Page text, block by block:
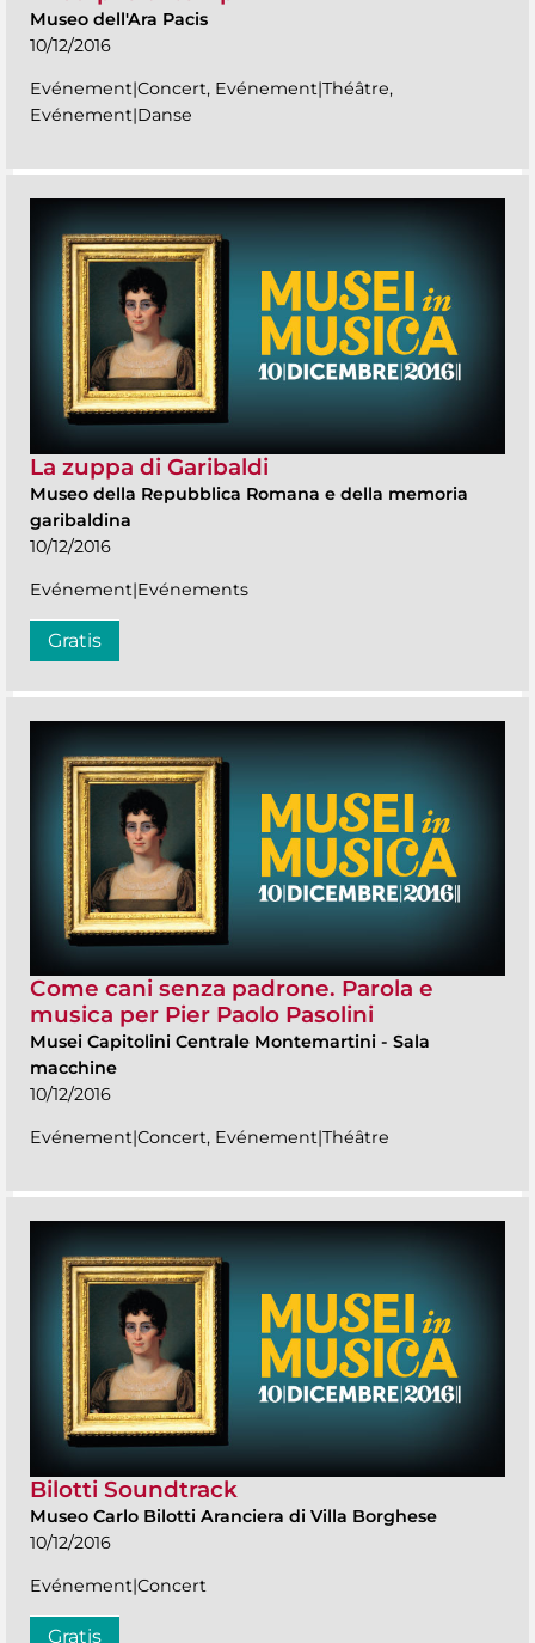
Museo dell'Ara Pacis
10/12/2016
Evénement|Concert, Evénement|Théâtre,
Evénement|Danse
La zuppa di Garibaldi
Museo della Repubblica Romana e della memoria
garibaldina
10/12/2016
Evénement|Evénements
Gratis
Come cani senza padrone. Parola e
musica per Pier Paolo Pasolini
Musei Capitolini Centrale Montemartini - Sala
macchine
10/12/2016
Evénement|Concert, Evénement|Théâtre
Bilotti Soundtrack
Museo Carlo Bilotti Aranciera di Villa Borghese
10/12/2016
Evénement|Concert
Gratis